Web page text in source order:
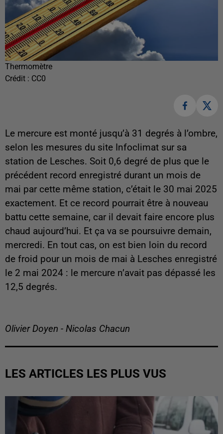
Thermomètre
Crédit : CC0
Le mercure est monté jusqu’à 31 degrés à l’ombre,
selon les mesures du site Infoclimat sur sa
station de Lesches. Soit 0,6 degré de plus que le
précédent record enregistré durant un mois de
mai par cette même station, c’était le 30 mai 2025
exactement. Et ce record pourrait être à nouveau
battu cette semaine, car il devait faire encore plus
chaud aujourd’hui. Et ça va se poursuivre demain,
mercredi. En tout cas, on est bien loin du record
de froid pour un mois de mai à Lesches enregistré
le 2 mai 2024 : le mercure n’avait pas dépassé les
12,5 degrés.
Olivier Doyen - Nicolas Chacun
LES ARTICLES LES PLUS VUS